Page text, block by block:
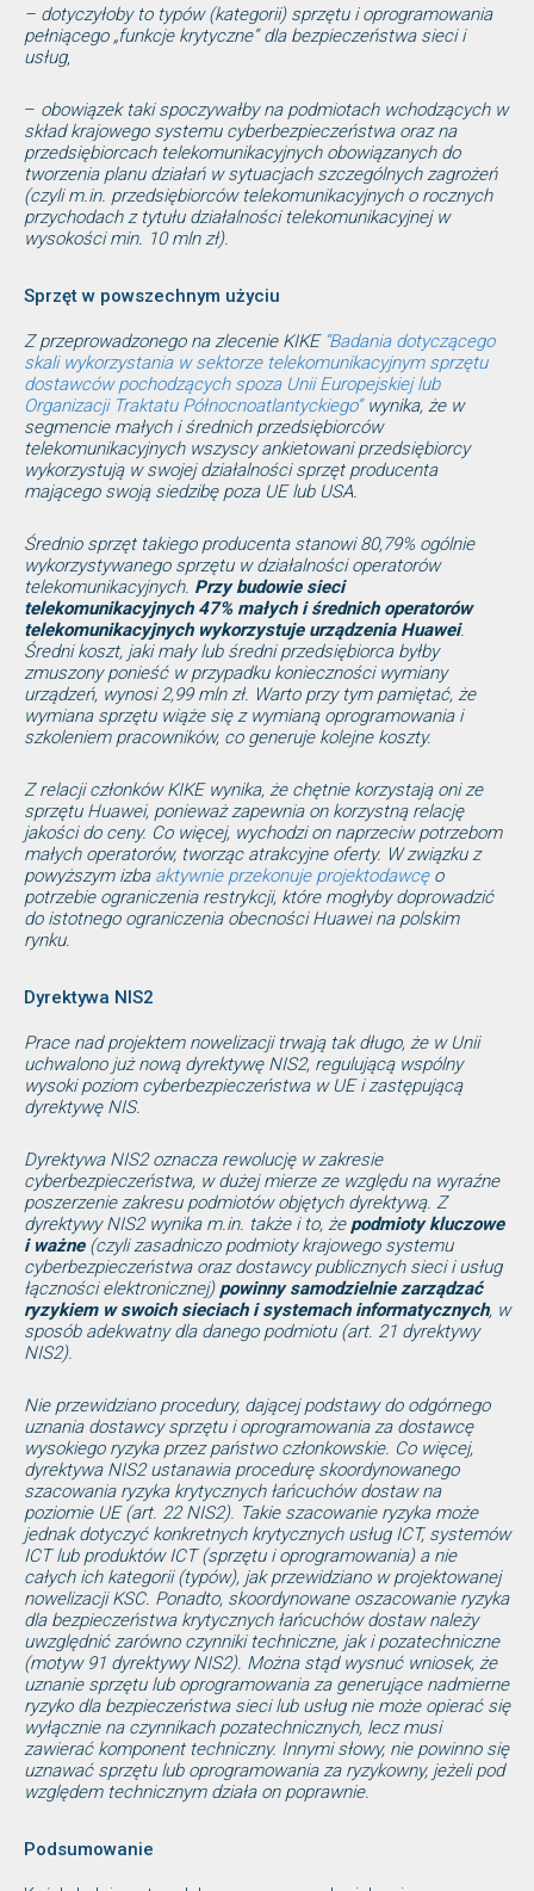
– dotyczyłoby to typów (kategorii) sprzętu i oprogramowania
pełniącego „funkcje krytyczne” dla bezpieczeństwa sieci i
usług,
– obowiązek taki spoczywałby na podmiotach wchodzących w
skład krajowego systemu cyberbezpieczeństwa oraz na
przedsiębiorcach telekomunikacyjnych obowiązanych do
tworzenia planu działań w sytuacjach szczególnych zagrożeń
(czyli m.in. przedsiębiorców telekomunikacyjnych o rocznych
przychodach z tytułu działalności telekomunikacyjnej w
wysokości min. 10 mln zł).
Sprzęt w powszechnym użyciu
Z przeprowadzonego na zlecenie KIKE “Badania dotyczącego
skali wykorzystania w sektorze telekomunikacyjnym sprzętu
dostawców pochodzących spoza Unii Europejskiej lub
Organizacji Traktatu Północnoatlantyckiego” wynika, że w
segmencie małych i średnich przedsiębiorców
telekomunikacyjnych wszyscy ankietowani przedsiębiorcy
wykorzystują w swojej działalności sprzęt producenta
mającego swoją siedzibę poza UE lub USA.
Średnio sprzęt takiego producenta stanowi 80,79% ogólnie
wykorzystywanego sprzętu w działalności operatorów
telekomunikacyjnych. Przy budowie sieci
telekomunikacyjnych 47% małych i średnich operatorów
telekomunikacyjnych wykorzystuje urządzenia Huawei.
Średni koszt, jaki mały lub średni przedsiębiorca byłby
zmuszony ponieść w przypadku konieczności wymiany
urządzeń, wynosi 2,99 mln zł. Warto przy tym pamiętać, że
wymiana sprzętu wiąże się z wymianą oprogramowania i
szkoleniem pracowników, co generuje kolejne koszty.
Z relacji członków KIKE wynika, że chętnie korzystają oni ze
sprzętu Huawei, ponieważ zapewnia on korzystną relację
jakości do ceny. Co więcej, wychodzi on naprzeciw potrzebom
małych operatorów, tworząc atrakcyjne oferty. W związku z
powyższym izba aktywnie przekonuje projektodawcęo
potrzebie ograniczenia restrykcji, które mogłyby doprowadzić
do istotnego ograniczenia obecności Huawei na polskim
rynku.
Dyrektywa NIS2
Prace nad projektem nowelizacji trwają tak długo, że w Unii
uchwalono już nową dyrektywę NIS2, regulującą wspólny
wysoki poziom cyberbezpieczeństwa w UE i zastępującą
dyrektywę NIS.
Dyrektywa NIS2 oznacza rewolucję w zakresie
cyberbezpieczeństwa, w dużej mierze ze względu na wyraźne
poszerzenie zakresu podmiotów objętych dyrektywą. Z
dyrektywy NIS2 wynika m.in. także i to, żepodmioty kluczowe
i ważne(czyli zasadniczo podmioty krajowego systemu
cyberbezpieczeństwa oraz dostawcy publicznych sieci i usług
łączności elektronicznej) powinny samodzielnie zarządzać
ryzykiem w swoich sieciach i systemach informatycznych, w
sposób adekwatny dla danego podmiotu (art. 21 dyrektywy
NIS2).
Nie przewidziano procedury, dającej podstawy do odgórnego
uznania dostawcy sprzętu i oprogramowania za dostawcę
wysokiego ryzyka przez państwo członkowskie. Co więcej,
dyrektywa NIS2 ustanawia procedurę skoordynowanego
szacowania ryzyka krytycznych łańcuchów dostaw na
poziomie UE (art. 22 NIS2). Takie szacowanie ryzyka może
jednak dotyczyć konkretnych krytycznych usług ICT, systemów
ICT lub produktów ICT (sprzętu i oprogramowania) a nie
całych ich kategorii (typów), jak przewidziano w projektowanej
nowelizacji KSC. Ponadto, skoordynowane oszacowanie ryzyka
dla bezpieczeństwa krytycznych łańcuchów dostaw należy
uwzględnić zarówno czynniki techniczne, jak i pozatechniczne
(motyw 91 dyrektywy NIS2). Można stąd wysnuć wniosek, że
uznanie sprzętu lub oprogramowania za generujące nadmierne
ryzyko dla bezpieczeństwa sieci lub usług nie może opierać się
wyłącznie na czynnikach pozatechnicznych, lecz musi
zawierać komponent techniczny. Innymi słowy, nie powinno się
uznawać sprzętu lub oprogramowania za ryzykowny, jeżeli pod
względem technicznym działa on poprawnie.
Podsumowanie